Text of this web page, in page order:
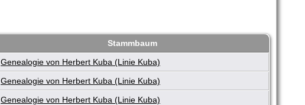
Stammbaum
Genealogie von Herbert Kuba (Linie Kuba)
Genealogie von Herbert Kuba (Linie Kuba)
Genealogie von Herbert Kuba (Linie Kuba)